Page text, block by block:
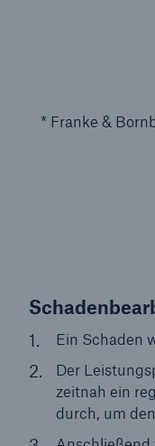
* Franke &
Ein Schaden
Der
zeitnah ein
durch, um
50
Geschätzte
US Dollar im